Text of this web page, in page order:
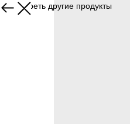
Посмотреть другие продукты